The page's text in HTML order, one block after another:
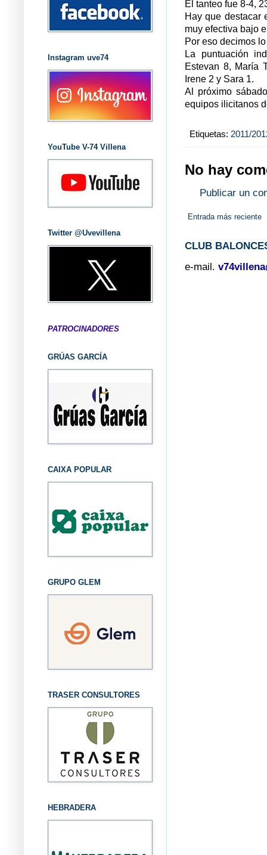
El tanteo fue 8-4,
Hay que destacar
muy efectiva bajo
Por eso decimos
La puntuación
Estevan 8, María
Irene 2 y Sara 1.
Al próximo
equipos ilicitanos
Etiquetas: 2011/
No hay
Publicar un
Entrada más reciente
CLUB
e-mail.
Instagram uve74
YouTube V-74 Villena
Twitter @Uvevillena
PATROCINADORES
GRÚAS GARCÍA
CAIXA POPULAR
GRUPO GLEM
TRASER CONSULTORES
HEBRADERA